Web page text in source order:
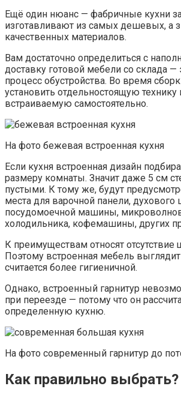
Ещё один нюанс — фабричные кухни
изготавливают из самых дешевых, а
качественных материалов.
Вам достаточно определиться с
доставку готовой мебели со склада —
процесс обустройства. Во время
установить отдельностоящую технику
встраиваемую самостоятельно.
На фото бежевая встроенная кухня
Если кухня встроенная дизайн
размеру комнаты. Значит даже 5 см
пустыми. К тому же, будут
места для варочной панели, духового
посудомоечной машины,
холодильника, кофемашины, других
К преимуществам относят отсутствие
Поэтому встроенная мебель выглядит
считается более гигиеничной.
Однако, встроенный гарнитур
при переезде — потому что он
определенную кухню.
На фото современный гарнитур до
Как правильно выбрать?